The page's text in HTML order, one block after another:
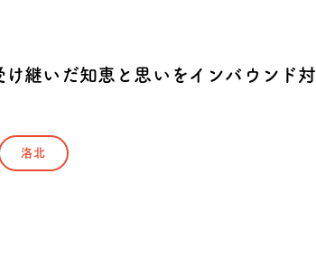
継いだ知恵と思いをインバウンド対
洛北